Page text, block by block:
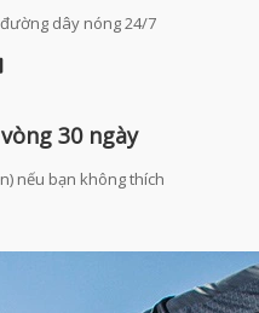
dây nóng 24/7
30 ngày
nếu bạn không thích